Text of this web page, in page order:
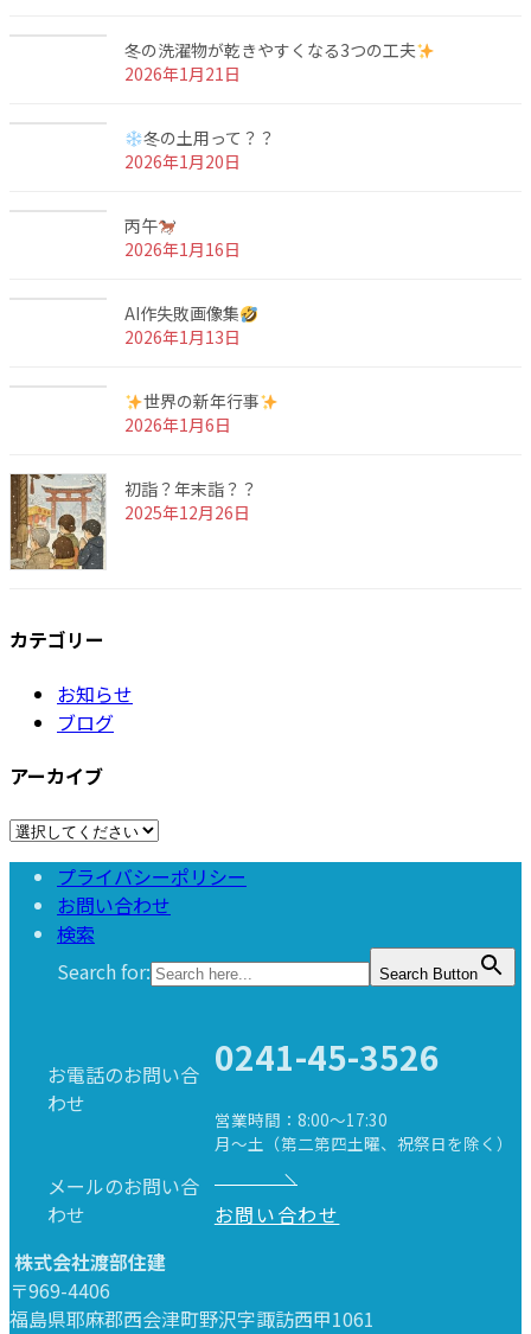
冬の洗濯物が乾きやすくなる3つの工夫
2026年1月21日
冬の土用って？？
2026年1月20日
丙午
2026年1月16日
AI作失敗画像集
2026年1月13日
世界の新年行事
2026年1月6日
初詣？年末詣？？
2025年12月26日
カテゴリー
お知らせ
ブログ
アーカイブ
プライバシーポリシー
お問い合わせ
検索
Search for:
Search Button
お電話のお問い合
わせ
0241-45-3526
営業時間：8:00～17:30
月～土（第二第四土曜、祝祭日を除く）
メールのお問い合
わせ
お問い合わせ
株式会社渡部住建
〒969-4406
福島県耶麻郡西会津町野沢字諏訪西甲1061